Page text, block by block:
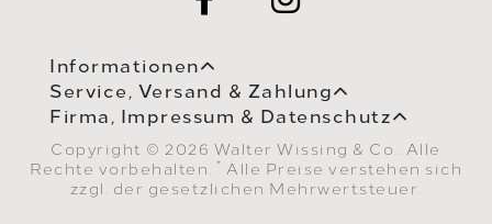
Informationen
Service, Versand & Zahlung
Firma, Impressum & Datenschutz
Copyright © 2026 Walter Wissing & Co.. Alle
Rechte vorbehalten.
* Alle Preise verstehen sich
zzgl. der gesetzlichen Mehrwertsteuer.